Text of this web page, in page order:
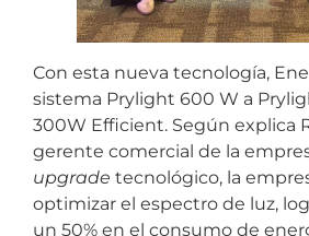
Con esta nueva tecnología,
sistema Prylight 600 W a
300W Efficient. Según explica
gerente comercial de la
upgrade tecnológico, la
optimizar el espectro de luz,
un 50% en el consumo de